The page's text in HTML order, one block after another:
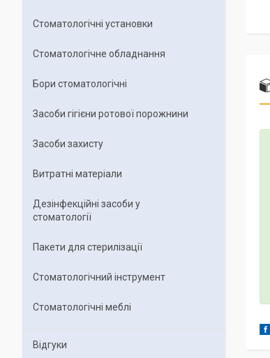
Стоматологічні установки
Стоматологічне обладнання
Бори стоматологічні
Засоби гігієни ротової порожнини
Засоби захисту
Витратні матеріали
Дезінфекційні засоби у
стоматології
Пакети для стерилізації
Стоматологічний інструмент
Стоматологічні меблі
Відгуки